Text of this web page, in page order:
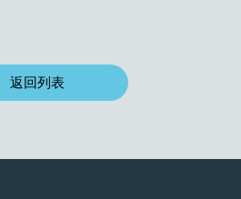
返回列表